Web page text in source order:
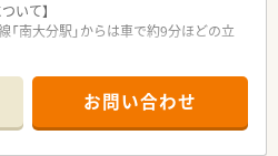
いて】
南大分駅」からは車で約9分ほどの立
ート2名に加えヘルプ体制があり、事
お問い合わせ